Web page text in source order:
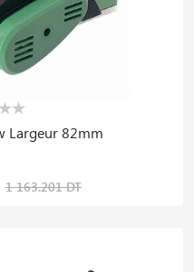
Largeur 82mm
1 163.201 DT